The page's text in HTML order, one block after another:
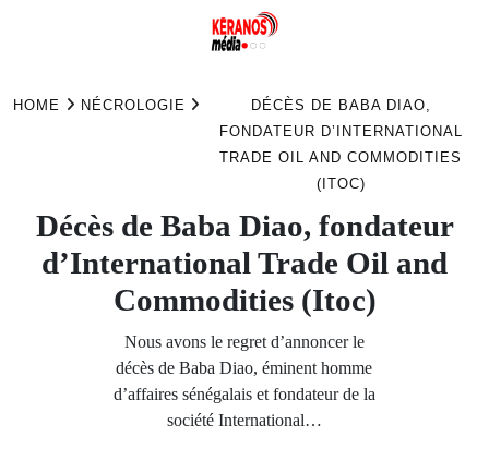
HOME NÉCROLOGIE
DÉCÈS DE BABA DIAO,
FONDATEUR D’INTERNATIONAL
TRADE OIL AND COMMODITIES
(ITOC)
Décès de Baba Diao, fondateur
d’International Trade Oil and
Commodities (Itoc)
Nous avons le regret d’annoncer le
décès de Baba Diao, éminent homme
d’affaires sénégalais et fondateur de la
société International…